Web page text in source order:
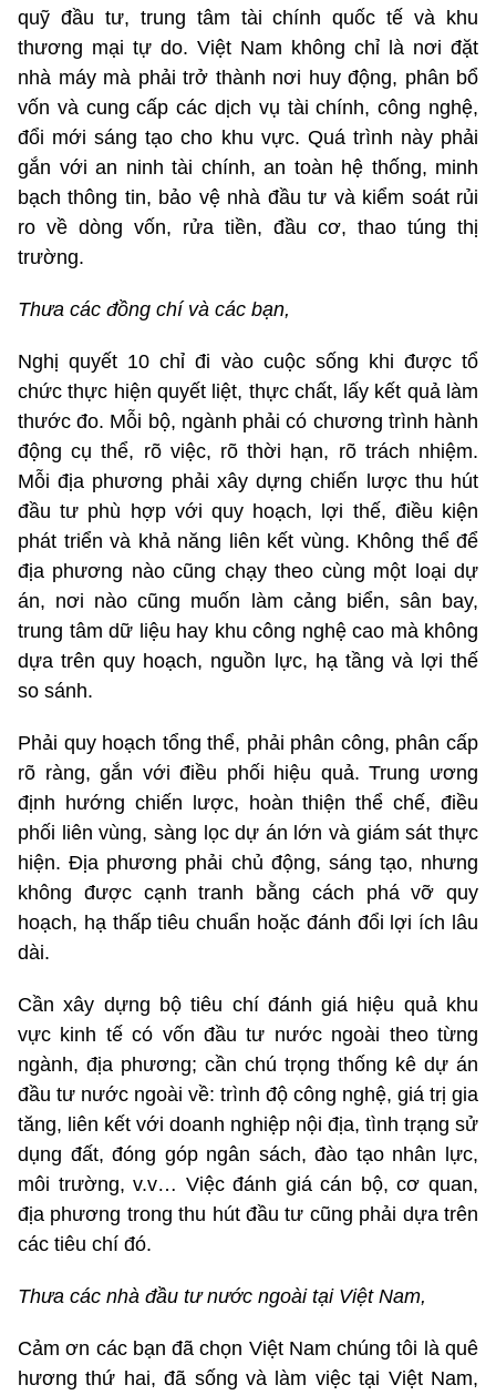
quỹ đầu tư, trung tâm tài chính quốc tế và khu
thương mại tự do. Việt Nam không chỉ là nơi đặt
nhà máy mà phải trở thành nơi huy động, phân bổ
vốn và cung cấp các dịch vụ tài chính, công nghệ,
đổi mới sáng tạo cho khu vực. Quá trình này phải
gắn với an ninh tài chính, an toàn hệ thống, minh
bạch thông tin, bảo vệ nhà đầu tư và kiểm soát rủi
ro về dòng vốn, rửa tiền, đầu cơ, thao túng thị
trường.
Thưa các đồng chí và các bạn,
Nghị quyết 10 chỉ đi vào cuộc sống khi được tổ
chức thực hiện quyết liệt, thực chất, lấy kết quả làm
thước đo. Mỗi bộ, ngành phải có chương trình hành
động cụ thể, rõ việc, rõ thời hạn, rõ trách nhiệm.
Mỗi địa phương phải xây dựng chiến lược thu hút
đầu tư phù hợp với quy hoạch, lợi thế, điều kiện
phát triển và khả năng liên kết vùng. Không thể để
địa phương nào cũng chạy theo cùng một loại dự
án, nơi nào cũng muốn làm cảng biển, sân bay,
trung tâm dữ liệu hay khu công nghệ cao mà không
dựa trên quy hoạch, nguồn lực, hạ tầng và lợi thế
so sánh.
Phải quy hoạch tổng thể, phải phân công, phân cấp
rõ ràng, gắn với điều phối hiệu quả. Trung ương
định hướng chiến lược, hoàn thiện thể chế, điều
phối liên vùng, sàng lọc dự án lớn và giám sát thực
hiện. Địa phương phải chủ động, sáng tạo, nhưng
không được cạnh tranh bằng cách phá vỡ quy
hoạch, hạ thấp tiêu chuẩn hoặc đánh đổi lợi ích lâu
dài.
Cần xây dựng bộ tiêu chí đánh giá hiệu quả khu
vực kinh tế có vốn đầu tư nước ngoài theo từng
ngành, địa phương; cần chú trọng thống kê dự án
đầu tư nước ngoài về: trình độ công nghệ, giá trị gia
tăng, liên kết với doanh nghiệp nội địa, tình trạng sử
dụng đất, đóng góp ngân sách, đào tạo nhân lực,
môi trường, v.v… Việc đánh giá cán bộ, cơ quan,
địa phương trong thu hút đầu tư cũng phải dựa trên
các tiêu chí đó.
Thưa các nhà đầu tư nước ngoài tại Việt Nam,
Cảm ơn các bạn đã chọn Việt Nam chúng tôi là quê
hương thứ hai, đã sống và làm việc tại Việt Nam,